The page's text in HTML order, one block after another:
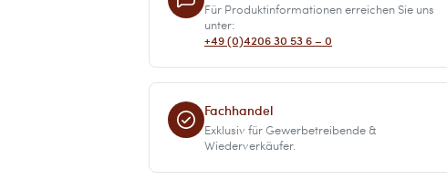
Für Produktinformationen erreichen Sie uns
unter:
+49 (0)4206 30 53 6 – 0
Fachhandel
Exklusiv für Gewerbetreibende &
Wiederverkäufer.